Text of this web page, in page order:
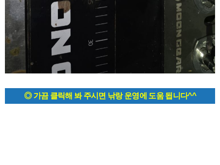
◎ 가끔 클릭해 봐 주시면 낚랑 운영에 도움 됩니다^^